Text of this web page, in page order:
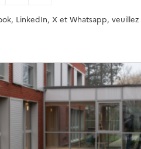
LinkedIn, X et Whatsapp, veuillez